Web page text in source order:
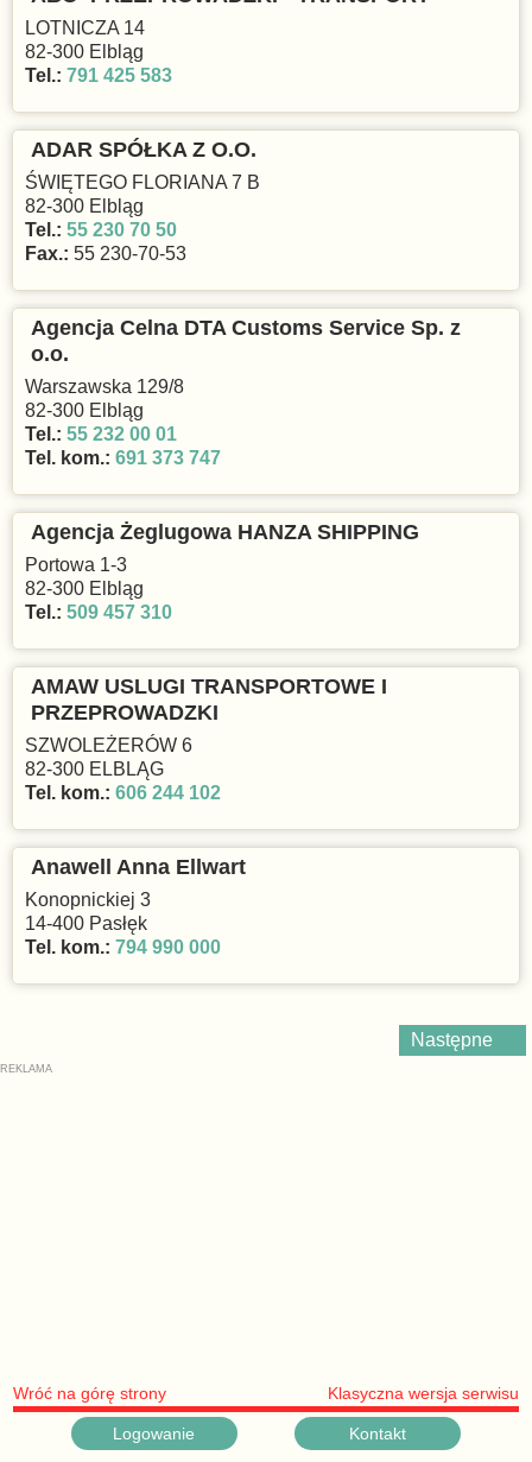
LOTNICZA 14
82-300 Elbląg
Tel.: 791 425 583
ADAR SPÓŁKA Z O.O.
ŚWIĘTEGO FLORIANA 7 B
82-300 Elbląg
Tel.: 55 230 70 50
Fax.: 55 230-70-53
Agencja Celna DTA Customs Service Sp. z
o.o.
Warszawska 129/8
82-300 Elbląg
Tel.: 55 232 00 01
Tel. kom.: 691 373 747
Agencja Żeglugowa HANZA SHIPPING
Portowa 1-3
82-300 Elbląg
Tel.: 509 457 310
AMAW USLUGI TRANSPORTOWE I
PRZEPROWADZKI
SZWOLEŻERÓW 6
82-300 ELBLĄG
Tel. kom.: 606 244 102
Anawell Anna Ellwart
Konopnickiej 3
14-400 Pasłęk
Tel. kom.: 794 990 000
Następne
Wróć na górę strony Klasyczna wersja serwisu
Logowanie Kontakt